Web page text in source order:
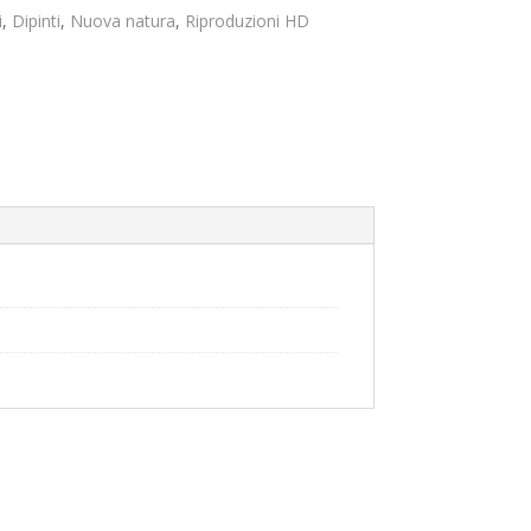
da
, Dipinti, Nuova natura, Riproduzioni HD